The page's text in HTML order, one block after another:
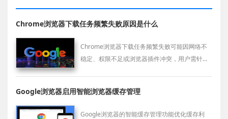
Chrome浏览器下载任务频繁失败原因是什么
Chrome浏览器下载任务频繁失败可能因网络不
稳定、权限不足或浏览器插件冲突，用户需针对
Google浏览器启用智能浏览器缓存管理
Google浏览器的智能缓存管理功能优化缓存利